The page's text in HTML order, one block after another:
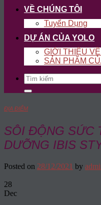
VỀ CHÚNG TÔI
Tuyển Dụng
DỰ ÁN CỦA YOLO
GIỚI THIỆU
SẢN PHẨM
Search
for:
ĐỊA ĐIỂM
SÔI ĐỘNG SỨC
DƯỠNG IBIS
Posted on 28/12/2021 by
28
Dec